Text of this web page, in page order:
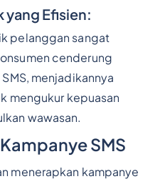
yang Efisien:
pelanggan sangat
cenderung
menjadikannya
mengukur kepuasan
wawasan.
SMS
menerapkan kampanye